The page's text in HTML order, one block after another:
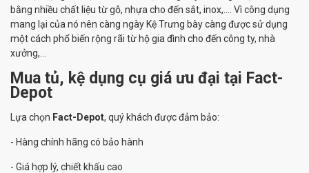
bằng nhiều chất liệu từ gỗ, nhựa cho đến sắt, inox,.... Vì công dụng
mang lại của nó nên càng ngày Kệ Trưng bày càng được sử dụng
một cách phổ biến rộng rãi từ hộ gia đình cho đến công ty, nhà
xưởng,...
Mua tủ, kệ dụng cụ giá ưu đại tại Fact-
Depot
Lựa chọn Fact-Depot, quý khách được đảm bảo:
- Hàng chính hãng có bảo hành
- Giá hợp lý, chiết khấu cao